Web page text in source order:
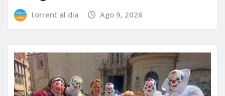
torrent al dia Ago 9, 2026